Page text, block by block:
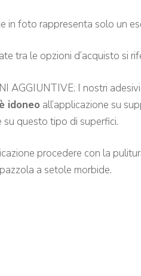
in foto rappresenta solo un
tra le opzioni d’acquisto si
AGGIUNTIVE: I nostri
idoneo all’applicazione su
su questo tipo di superfici.
procedere con la
a setole morbide.